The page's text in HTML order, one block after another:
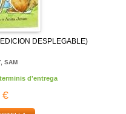
DESPLEGABLE)
SAM
d'entrega
€